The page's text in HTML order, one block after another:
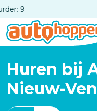
Overslaan
en
naar
inhoud
gaan
Huren bij
Nieuw-